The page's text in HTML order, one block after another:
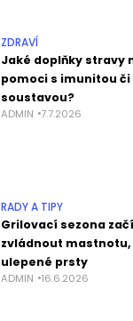
ZDRAVÍ
Jaké doplňky stravy
pomoci s imunitou
soustavou?
ADMIN 7.7.2026
RADY A TIPY
Grilovací sezona
zvládnout
ulepené prsty
ADMIN 16.6.2026